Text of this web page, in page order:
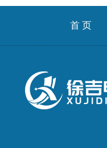
首 页